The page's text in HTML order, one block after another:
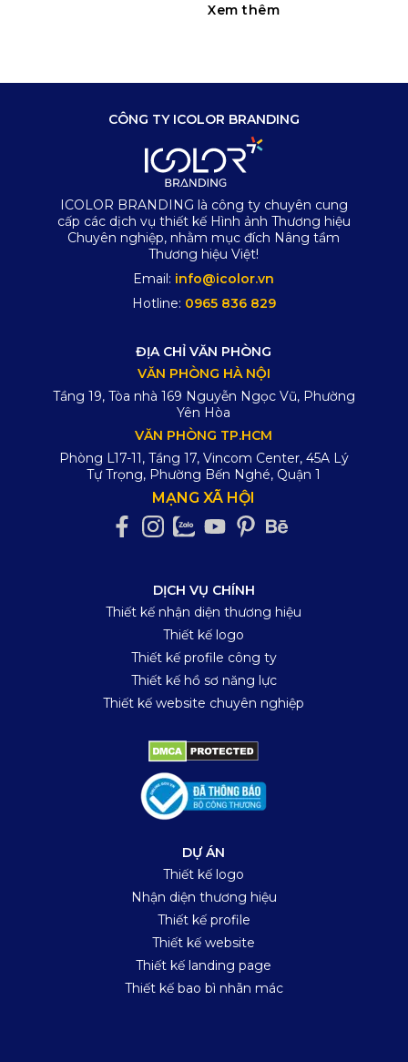
Xem thêm
CÔNG TY ICOLOR BRANDING
ICOLOR BRANDING là công ty chuyên cung
cấp các dịch vụ thiết kế Hình ảnh Thương hiệu
Chuyên nghiệp, nhằm mục đích Nâng tầm
Thương hiệu Việt!
Email: info@icolor.vn
Hotline: 0965 836 829
ĐỊA CHỈ VĂN PHÒNG
VĂN PHÒNG HÀ NỘI
Tầng 19, Tòa nhà 169 Nguyễn Ngọc Vũ, Phường
Yên Hòa
VĂN PHÒNG TP.HCM
Phòng L17-11, Tầng 17, Vincom Center, 45A Lý
Tự Trọng, Phường Bến Nghé, Quận 1
MẠNG XÃ HỘI
DỊCH VỤ CHÍNH
Thiết kế nhận diện thương hiệu
Thiết kế logo
Thiết kế profile công ty
Thiết kế hồ sơ năng lực
Thiết kế website chuyên nghiệp
DỰ ÁN
Thiết kế logo
Nhận diện thương hiệu
Thiết kế profile
Thiết kế website
Thiết kế landing page
Thiết kế bao bì nhãn mác